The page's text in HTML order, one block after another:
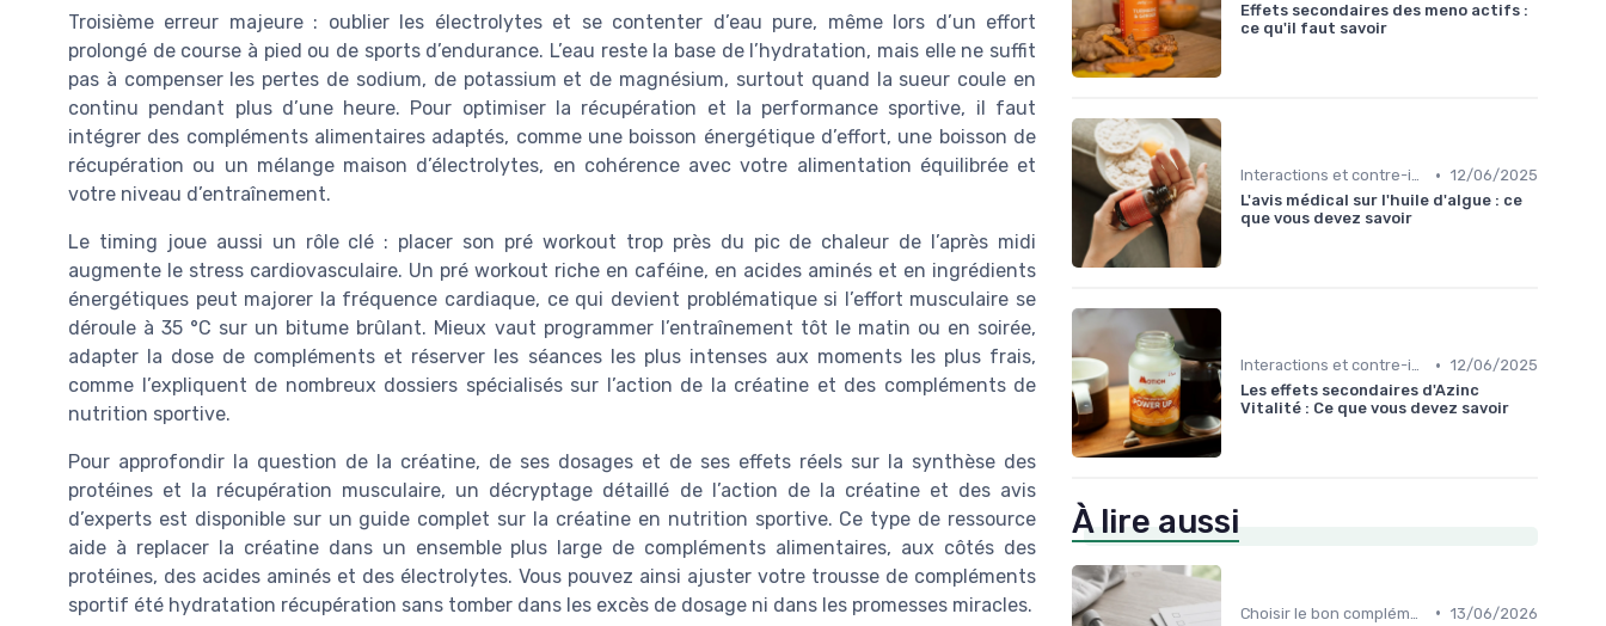
Troisième erreur majeure : oublier les électrolytes et se contenter d’eau pure, même lors d’un effort
prolongé de course à pied ou de sports d’endurance. L’eau reste la base de l’hydratation, mais elle ne suffit
pas à compenser les pertes de sodium, de potassium et de magnésium, surtout quand la sueur coule en
continu pendant plus d’une heure. Pour optimiser la récupération et la performance sportive, il faut
intégrer des compléments alimentaires adaptés, comme une boisson énergétique d’effort, une boisson de
récupération ou un mélange maison d’électrolytes, en cohérence avec votre alimentation équilibrée et
votre niveau d’entraînement.
Le timing joue aussi un rôle clé : placer son pré workout trop près du pic de chaleur de l’après midi
augmente le stress cardiovasculaire. Un pré workout riche en caféine, en acides aminés et en ingrédients
énergétiques peut majorer la fréquence cardiaque, ce qui devient problématique si l’effort musculaire se
déroule à 35 °C sur un bitume brûlant. Mieux vaut programmer l’entraînement tôt le matin ou en soirée,
adapter la dose de compléments et réserver les séances les plus intenses aux moments les plus frais,
comme l’expliquent de nombreux dossiers spécialisés sur l’action de la créatine et des compléments de
nutrition sportive.
Pour approfondir la question de la créatine, de ses dosages et de ses effets réels sur la synthèse des
protéines et la récupération musculaire, un décryptage détaillé de l’action de la créatine et des avis
d’experts est disponible sur un guide complet sur la créatine en nutrition sportive. Ce type de ressource
aide à replacer la créatine dans un ensemble plus large de compléments alimentaires, aux côtés des
protéines, des acides aminés et des électrolytes. Vous pouvez ainsi ajuster votre trousse de compléments
sportif été hydratation récupération sans tomber dans les excès de dosage ni dans les promesses miracles.
Effets secondaires des meno actifs :
ce qu'il faut savoir
Interactions et contre-indications • 12/06/2025
L'avis médical sur l'huile d'algue : ce
que vous devez savoir
Interactions et contre-indications • 12/06/2025
Les effets secondaires d'Azinc
Vitalité : Ce que vous devez savoir
À lire aussi
• 13/06/2026